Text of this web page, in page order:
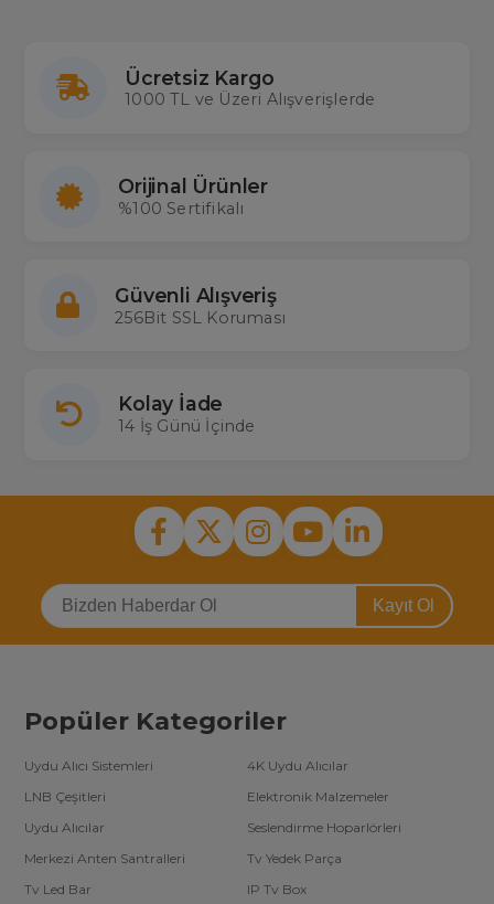
Ücretsiz Kargo
1000 TL ve Üzeri Alışverişlerde
Orijinal Ürünler
%100 Sertifikalı
Güvenli Alışveriş
256Bit SSL Koruması
Kolay İade
14 İş Günü İçinde
Kayıt Ol
Popüler Kategoriler
Uydu Alıcı Sistemleri
4K Uydu Alıcılar
LNB Çeşitleri
Elektronik Malzemeler
Uydu Alıcılar
Seslendirme Hoparlörleri
Merkezi Anten Santralleri
Tv Yedek Parça
Tv Led Bar
IP Tv Box